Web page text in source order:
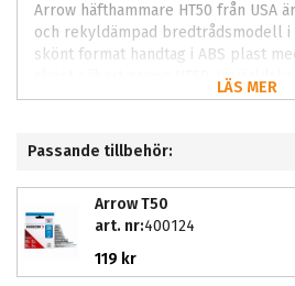
Arrow häfthammare HT50 från USA
och rekyldämpad bredtrådsmodell
skönt format handtag i ABS plast
skönt säkert grepp.HT50 är
Utvecklad för att ge smidig
snickeri.
LÄS MER
Passande tillbehör:
Arrow T50
art. nr:400124
119 kr